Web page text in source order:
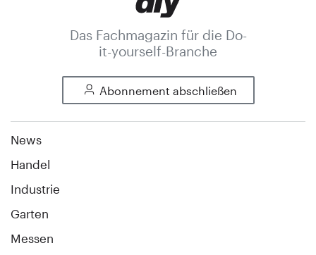
Das Fachmagazin für die Do-
it-yourself-Branche
Abonnement abschließen
News
Handel
Industrie
Garten
Messen